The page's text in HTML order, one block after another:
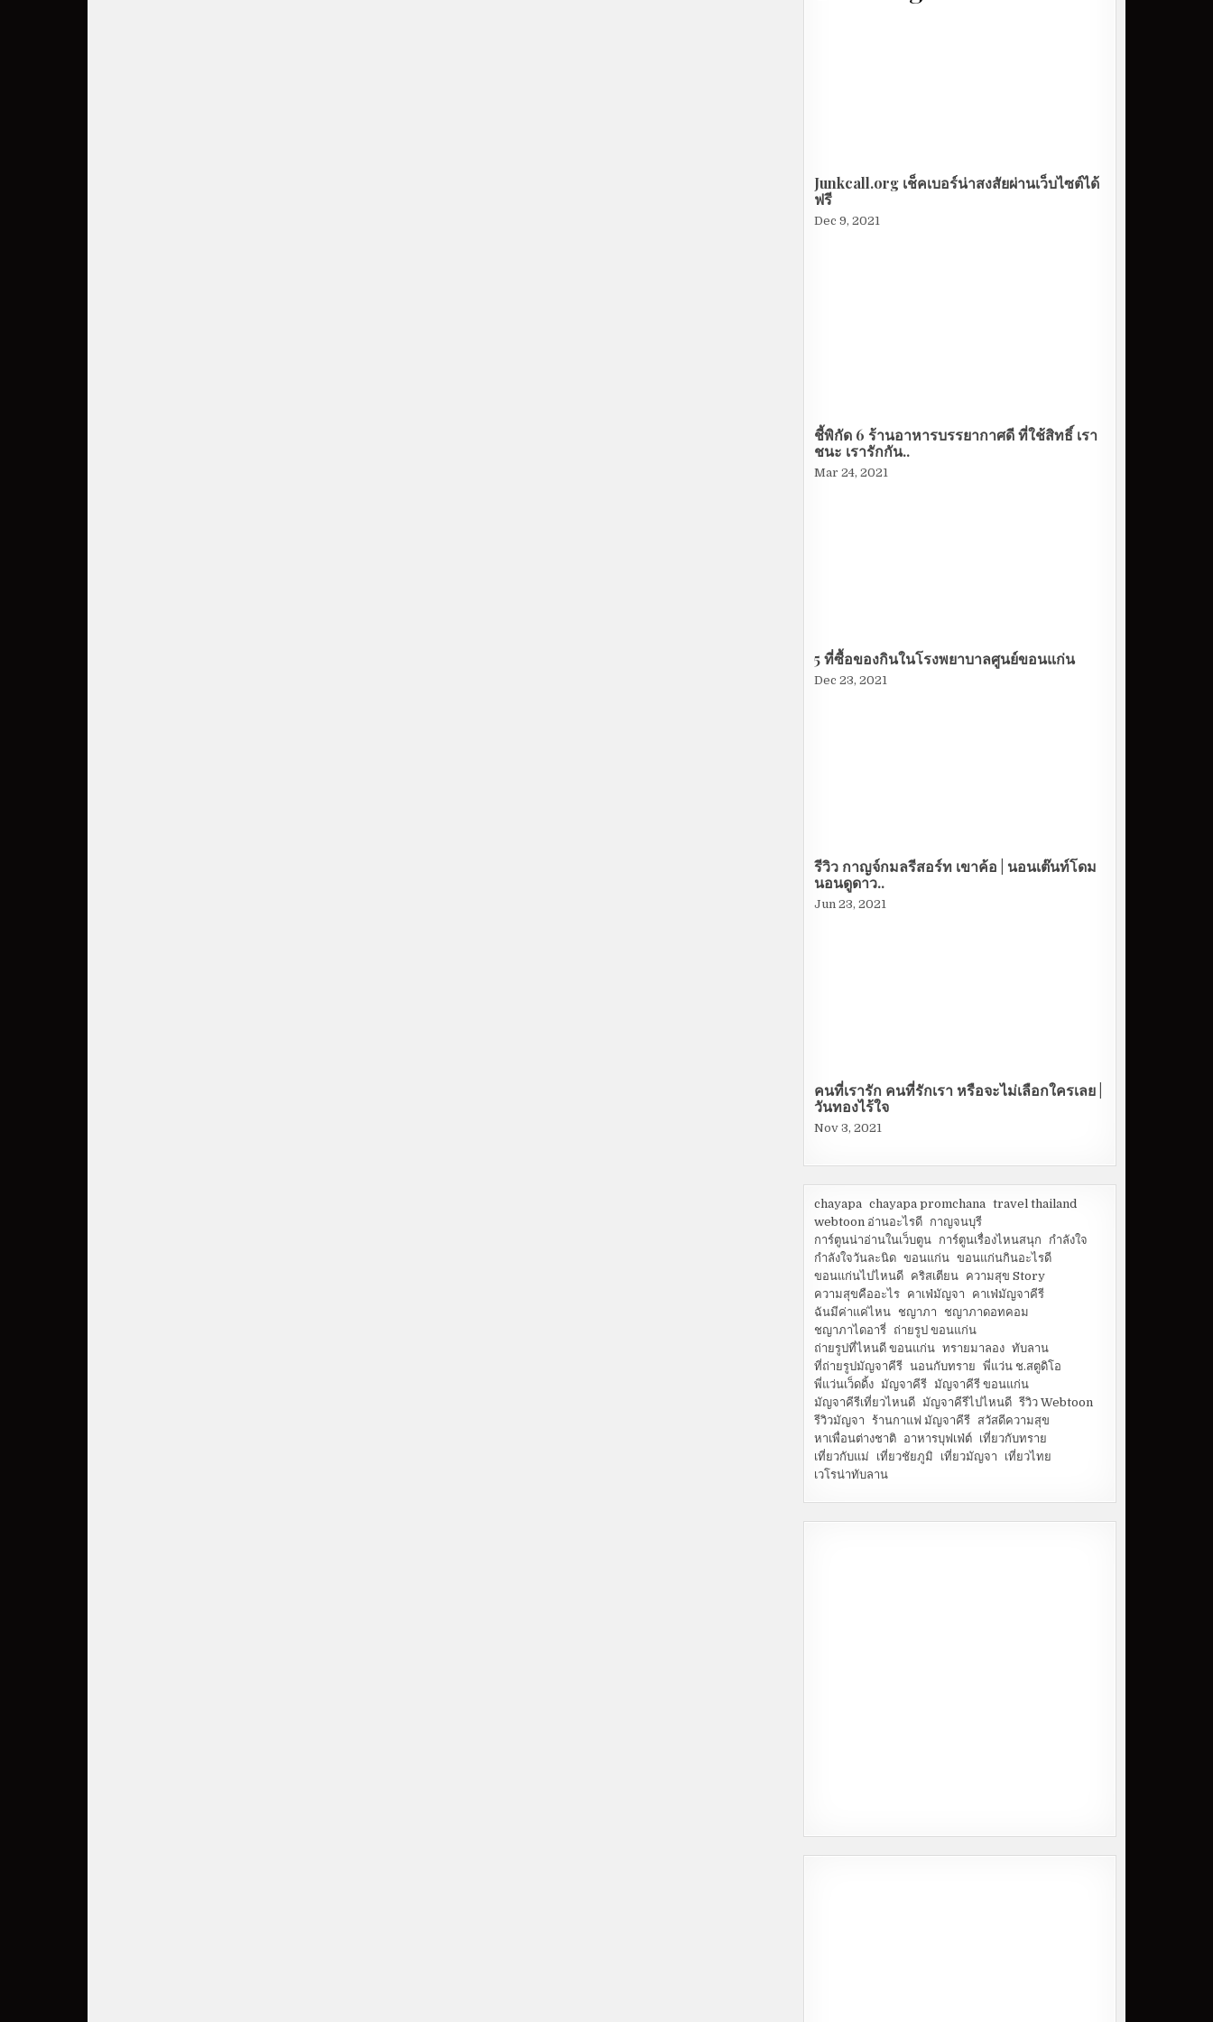
Junkcall.org เช็คเบอร์น่าสงสัยผ่านเว็บไซต์ได้
ฟรี
Dec 9, 2021
ชี้พิกัด 6 ร้านอาหารบรรยากาศดี ที่ใช้สิทธิ์ เรา
ชนะ เรารักกัน..
Mar 24, 2021
5 ที่ซื้อของกินในโรงพยาบาลศูนย์ขอนแก่น
Dec 23, 2021
รีวิว กาญจ์กมลรีสอร์ท เขาค้อ | นอนเต๊นท์โดม
นอนดูดาว..
Jun 23, 2021
คนที่เรารัก คนที่รักเรา หรือจะไม่เลือกใครเลย |
วันทองไร้ใจ
Nov 3, 2021
chayapa chayapa promchana travel thailand
webtoon อ่านอะไรดี
กาญจนบุรี
การ์ตูนน่าอ่านในเว็บตูน
การ์ตูนเรื่องไหนสนุก
กำลังใจ
กำลังใจวันละนิด ขอนแก่น ขอนแก่นกินอะไรดี
ขอนแก่นไปไหนดี
คริสเตียน
ความสุข Story
ความสุขคืออะไร
คาเฟ่มัญจา
คาเฟ่มัญจาคีรี
ฉันมีค่าแค่ไหน
ชญาภา
ชญาภาดอทคอม
ชญาภาไดอารี่
ถ่ายรูป ขอนแก่น
ถ่ายรูปที่ไหนดี ขอนแก่น ทรายมาลอง ทับลาน
ที่ถ่ายรูปมัญจาคีรี นอนกับทราย พี่แว่น ช.สตูดิโอ
พี่แว่นเว็ดดิ้ง มัญจาคีรี มัญจาคีรี ขอนแก่น
มัญจาคีรีเที่ยวไหนดี มัญจาคีรีไปไหนดี รีวิว Webtoon
รีวิวมัญจา ร้านกาแฟ มัญจาคีรี
สวัสดีความสุข
หาเพื่อนต่างชาติ
อาหารบุฟเฟ่ต์
เที่ยวกับทราย
เที่ยวกับแม่
เที่ยวชัยภูมิ เที่ยวมัญจา
เที่ยวไทย
เวโรน่าทับลาน